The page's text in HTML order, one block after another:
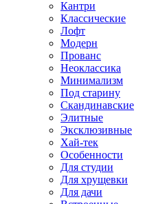
Кантри
Классические
Лофт
Модерн
Прованс
Неоклассика
Минимализм
Под старину
Скандинавские
Элитные
Эксклюзивные
Хай-тек
Особенности
Для студии
Для хрущевки
Для дачи